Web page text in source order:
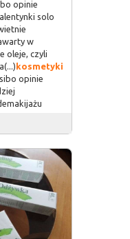
opinie
solo
w
oleje, czyli
kosmetyki
opinie